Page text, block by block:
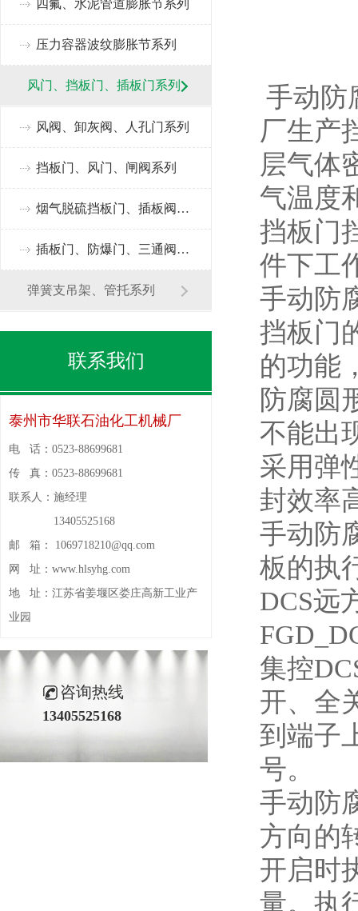
四氟、水泥管道膨胀节系列
压力容器波纹膨胀节系列
风门、挡板门、插板门系列
风阀、卸灰阀、人孔门系列
挡板门、风门、闸阀系列
烟气脱硫挡板门、插板阀系列
插板门、防爆门、三通阀系列
弹簧支吊架、管托系列
联系我们
泰州市华联石油化工机械厂
电 话： 0523-88699681
传 真： 0523-88699681
联系人： 施经理
13405525168
邮 箱：
1069718210@qq.com
网 址： www.hlsyhg.com
地 址： 江苏省姜堰区娄庄高新工业产
业园
咨询热线
13405525168
手动防
厂生产
层气体
气温度
挡板门
件下工
手动防
挡板门
的功能
防腐圆
不能出
采用弹
封效率
手动防
板的执
DCS远
集控
开、全
到端子
号。
手动防
方向的
开启时
量。执